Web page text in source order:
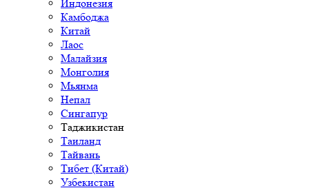
Индонезия
Камбоджа
Китай
Лаос
Малайзия
Монголия
Мьянма
Непал
Сингапур
Таджикистан
Таиланд
Тайвань
Тибет (Китай)
Узбекистан